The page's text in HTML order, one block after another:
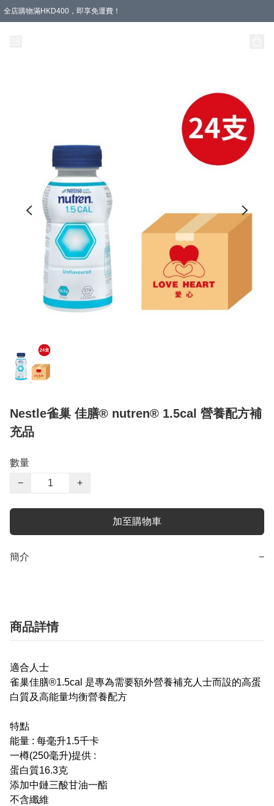
全店購物滿HKD400，即享免運費！
Nestle雀巢 佳膳® nutren® 1.5cal 營養配方補
充品
數量
−
+
加至購物車
簡介 −
商品詳情
適合人士
雀巢佳膳®1.5cal 是專為需要額外營養補充人士而設的高蛋
白質及高能量均衡營養配方
特點
能量 : 每毫升1.5千卡
一樽(250毫升)提供 :
蛋白質16.3克
添加中鏈三酸甘油一酯
不含纖維